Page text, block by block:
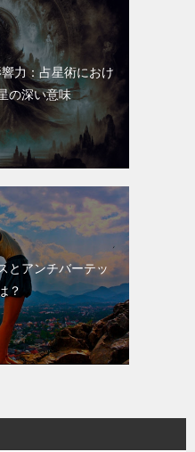
力：占星術におけ
の深い意味
とアンチバーテッ
？